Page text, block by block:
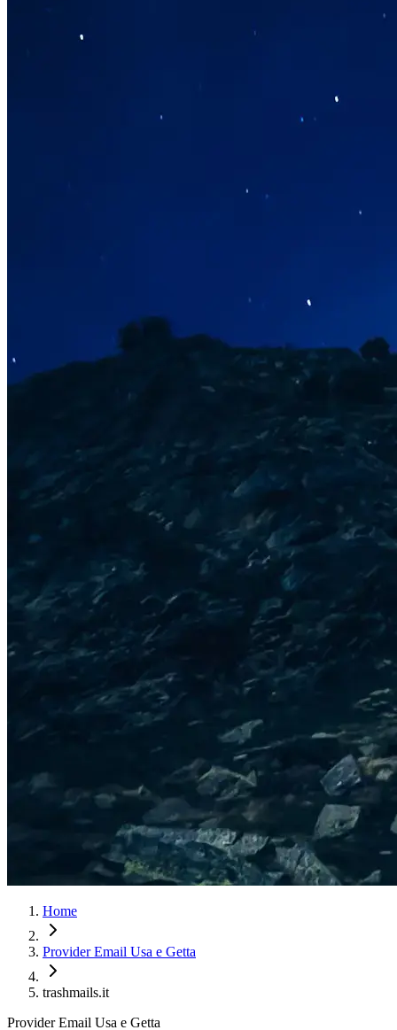
Home
Provider Email Usa e Getta
trashmails.it
Provider Email Usa e Getta